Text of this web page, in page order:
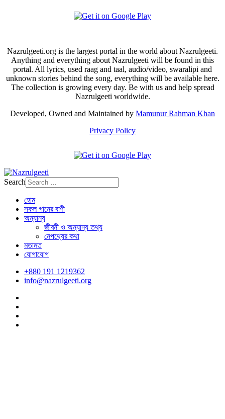
Nazrulgeeti.org is the largest portal in the world about Nazrulgeeti.
Anything and everything about Nazrulgeeti will be found in this
portal. All lyrics, used raag and taal, audio/video, swaralipi and
unknown stories behind the song, everything will be available here.
The collection is growing every day. Be with us and help spread
Nazrulgeeti worldwide.
Developed, Owned and Maintained by Mamunur Rahman Khan
Privacy Policy
Search
হোম
সকল গানের বাণী
অন্যান্য
জীবনী ও অন্যান্য তথ্য
নেপথ্যের কথা
মতামত
যোগাযোগ
+880 191 1219362
info@nazrulgeeti.org